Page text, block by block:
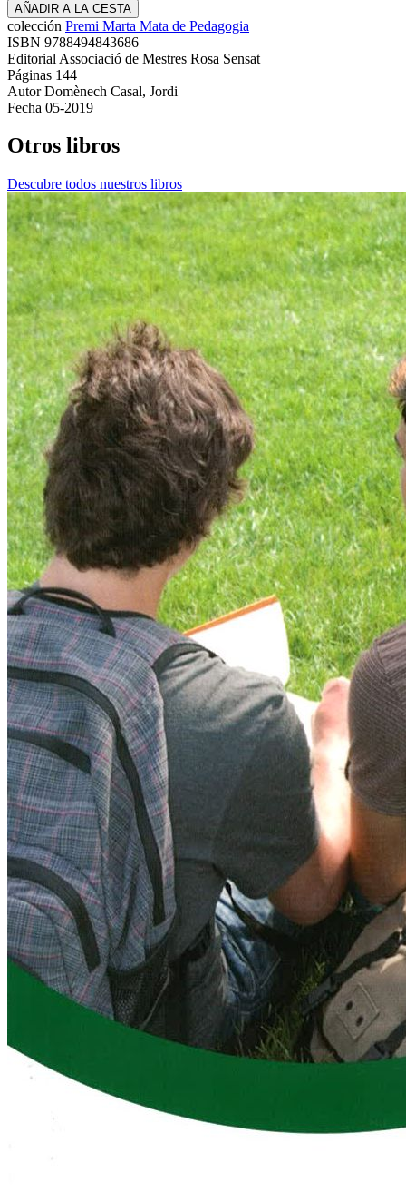
AÑADIR A LA CESTA
colección Premi Marta Mata de Pedagogia
ISBN 9788494843686
Editorial Associació de Mestres Rosa Sensat
Páginas 144
Autor Domènech Casal, Jordi
Fecha 05-2019
Otros libros
Descubre todos nuestros libros